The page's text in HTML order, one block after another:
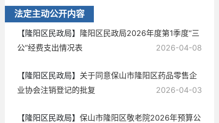
法定主动公开内容
【隆阳区民政局】 隆阳区民政局2026年度第1季度“三
公”经费支出情况表
2026-04-08
【隆阳区民政局】 关于同意保山市隆阳区药品零售企
业协会注销登记的批复
2026-04-03
【隆阳区民政局】 保山市隆阳区敬老院2026年预算公